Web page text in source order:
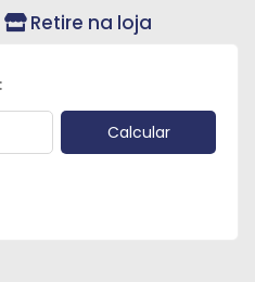
Retire na loja